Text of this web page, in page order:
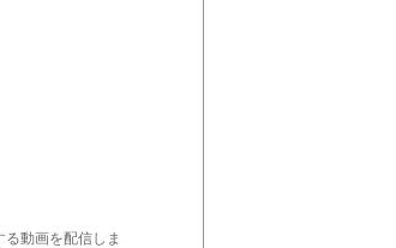
動画を配信しま